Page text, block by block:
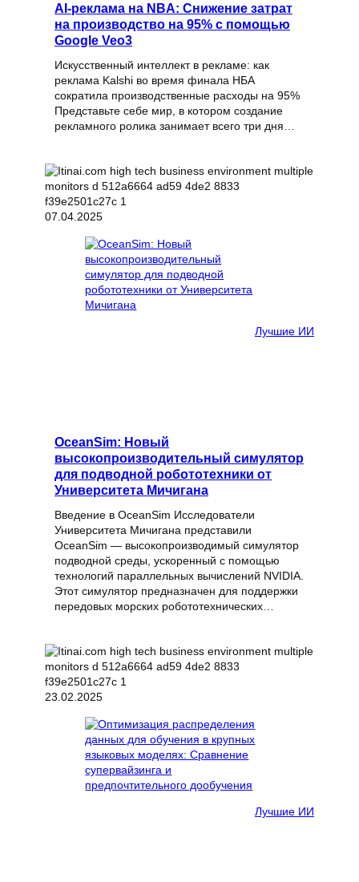
AI-реклама на NBA: Снижение затрат
на производство на 95% с помощью
Google Veo3
Искусственный интеллект в рекламе: как
реклама Kalshi во время финала НБА
сократила производственные расходы на 95%
Представьте себе мир, в котором создание
рекламного ролика занимает всего три дня…
07.04.2025
Лучшие ИИ
OceanSim: Новый
высокопроизводительный симулятор
для подводной робототехники от
Университета Мичигана
Введение в OceanSim Исследователи
Университета Мичигана представили
OceanSim — высокопроизводимый симулятор
подводной среды, ускоренный с помощью
технологий параллельных вычислений NVIDIA.
Этот симулятор предназначен для поддержки
передовых морских робототехнических…
23.02.2025
Лучшие ИИ